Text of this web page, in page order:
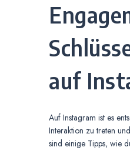
auf
Auf Instagram ist es
Interaktion zu treten
sind einige Tipps, wie